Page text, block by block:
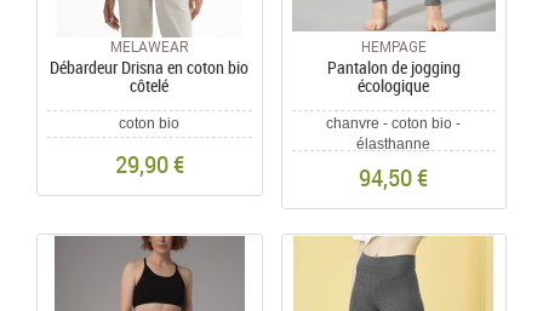
MELAWEAR
Débardeur Drisna en coton bio
côtelé
coton bio
29,90 €
HEMPAGE
Pantalon de jogging
écologique
chanvre - coton bio -
élasthanne
94,50 €